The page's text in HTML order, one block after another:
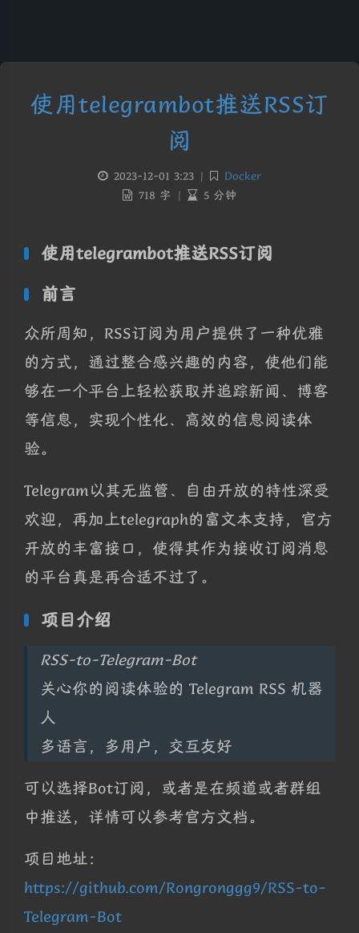
使用telegrambot推送RSS订
阅
2023-12-01 3:23 |
Docker
718 字 | 5 分钟
使用telegrambot推送RSS订阅
前言
众所周知，RSS订阅为用户提供了一种优雅
的方式，通过整合感兴趣的内容，使他们能
够在一个平台上轻松获取并追踪新闻、博客
等信息，实现个性化、高效的信息阅读体
验。
Telegram以其无监管、自由开放的特性深受
欢迎，再加上telegraph的富文本支持，官方
开放的丰富接口，使得其作为接收订阅消息
的平台真是再合适不过了。
项目介绍
RSS-to-Telegram-Bot
关心你的阅读体验的 Telegram RSS 机器
人
多语言，多用户，交互友好
可以选择Bot订阅，或者是在频道或者群组
中推送，详情可以参考官方文档。
项目地址：
https://github.com/Rongronggg9/RSS-to-
Telegram-Bot